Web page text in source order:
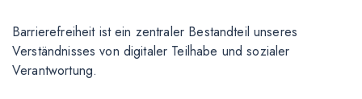
Barrierefreiheit ist ein zentraler Bestandteil unseres
Verständnisses von digitaler Teilhabe und sozialer
Verantwortung.